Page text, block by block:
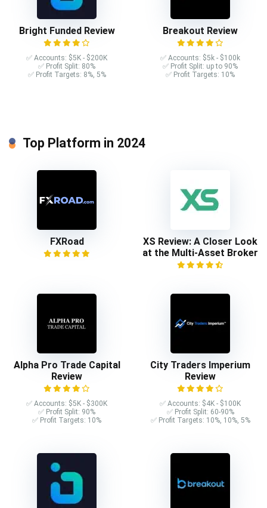
Bright Funded Review
✅ Accounts: $5K - $200K
✅ Profit Split: 80%
✅ Profit Targets: 8%, 5%
Breakout Review
✅ Accounts: $5k - $100k
✅ Profit Split: up to 90%
✅ Profit Targets: 10%
Top Platform in 2024
FXRoad
XS Review: A Closer Look
at the Multi-Asset Broker
Alpha Pro Trade Capital
Review
✅ Accounts: $5K - $300K
✅ Profit Split: 90%
✅ Profit Targets: 10%
City Traders Imperium
Review
✅ Accounts: $4K - $100K
✅ Profit Split: 60-90%
✅ Profit Targets: 10%, 10%, 5%